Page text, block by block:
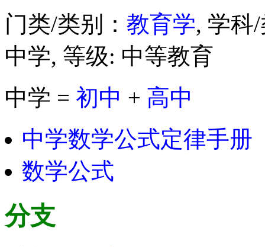
门类/类别： 教育学, 学科
中学, 等级: 中等教育
中学 = 初中 + 高中
中学数学公式定律手册
数学公式
分支